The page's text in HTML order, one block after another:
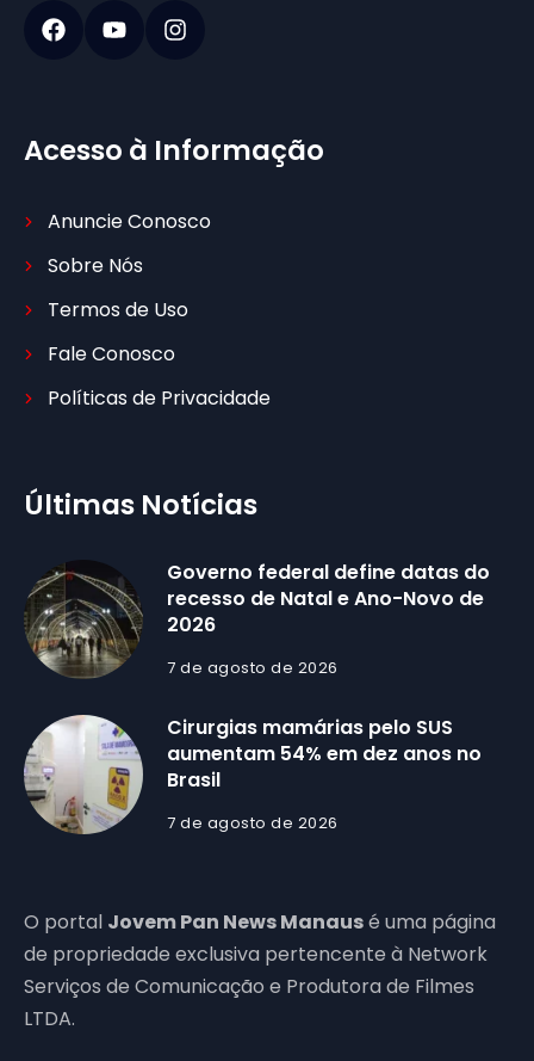
Acesso à Informação
Anuncie Conosco
Sobre Nós
Termos de Uso
Fale Conosco
Políticas de Privacidade
Últimas Notícias
Governo federal define datas do
recesso de Natal e Ano-Novo de
2026
7 de agosto de 2026
Cirurgias mamárias pelo SUS
aumentam 54% em dez anos no
Brasil
7 de agosto de 2026
O portal Jovem Pan News Manausé uma página
de propriedade exclusiva pertencente à Network
Serviços de Comunicação e Produtora de Filmes
LTDA.